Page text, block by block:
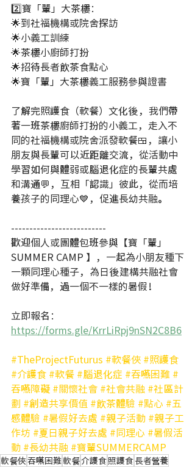
2️⃣寶「輩」大茶樓：
🌟到社福機構或院舍探訪
🌟小義工訓練
🌟茶樓小廚師打扮
🌟招待長者飲茶食點心
🌟寶「輩」大茶樓義工服務參與證書
了解完照護食（軟餐）文化後，我們帶
著一班茶樓廚師打扮的小義工，走入不
同的社福機構或院舍派發軟餐🍱，讓小
朋友與長輩可以近距離交流，從活動中
學習如何與體弱或腦退化症的長輩共處
和溝通💬，互相「認識」彼此，從而培
養孩子的同理心💙，促進長幼共融。
--------------------------
歡迎個人或團體包班參與【寶「輩」
SUMMER CAMP 】，一起為小朋友種下
一顆同理心種子，為日後建構共融社會
做好準備，過一個不一樣的暑假！
立即報名：
https://forms.gle/KrrLiRpj9nSN2C8B6
#TheProjectFuturus #軟餐俠 #照護食
#介護食 #軟餐 #腦退化症 #吞嚥困難 #
吞嚥障礙 #關懷社會 #社會共融 #社區計
劃 #創造共享價值 #飲茶體驗 #點心 #五
感體驗 #暑假好去處 #親子活動 #親子工
作坊 #夏日親子好去處 #同理心 #暑假活
動 #長幼共融 #寶輩SUMMERCAMP
軟餐俠吞嚥困難軟餐介護食照護食長者營養